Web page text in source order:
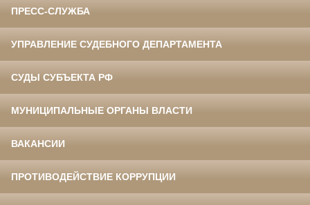
ПРЕСС-СЛУЖБА
УПРАВЛЕНИЕ СУДЕБНОГО ДЕПАРТАМЕНТА
СУДЫ СУБЪЕКТА РФ
МУНИЦИПАЛЬНЫЕ ОРГАНЫ ВЛАСТИ
ВАКАНСИИ
ПРОТИВОДЕЙСТВИЕ КОРРУПЦИИ